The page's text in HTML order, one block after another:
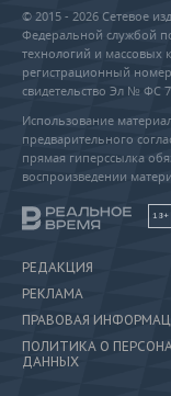
© 2015 - 2026 Сетевое
Федеральной службой
технологий и массовых
регистрационный
свидетельство Эл № ФС
Использование
предварительного
прямая гиперссылка
воспроизведении
18+
РЕДАКЦИЯ
РЕКЛАМА
ПРАВОВАЯ
ПОЛИТИКА О
ДАННЫХ